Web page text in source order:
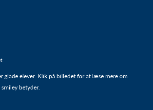
glade elever. Klik på billedet for at læse mere om
betyder.